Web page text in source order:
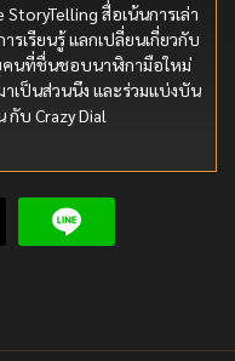
สื่อเน้นการเล่า
ารเรียนรู้ แลกเปลี่ยนเกี่ยวกับ
คนที่ชื่นชอบนาฬิกามือใหม่
เป็นส่วนนึง และร่วมแบ่งบัน
บ Crazy Dial